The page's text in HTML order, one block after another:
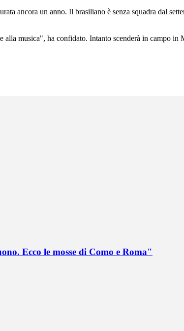
ancora un anno. Il brasiliano è senza squadra dal
musica", ha confidato. Intanto scenderà in campo in
Ecco le mosse di Como e Roma"